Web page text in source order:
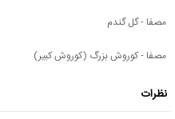
مصفا - گل گندم
مصفا - کوروش بزرگ (کوروش کبیر)
نظرات